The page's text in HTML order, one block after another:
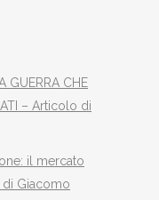
GUERRA CHE
– Articolo di
il mercato
di Giacomo